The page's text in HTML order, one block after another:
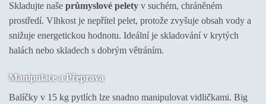
Skladujte naše průmyslové pelety v suchém, chráněném
prostředí. Vlhkost je nepřítel pelet, protože zvyšuje obsah vody a
snižuje energetickou hodnotu. Ideální je skladování v krytých
halách nebo skladech s dobrým větráním.
Manipulace a Přeprava
Balíčky v 15 kg pytlích lze snadno manipulovat vidličkami. Big